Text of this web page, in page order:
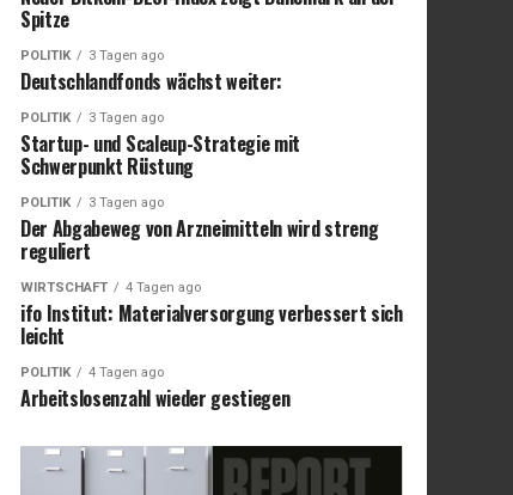
Spitze
POLITIK 3 Tagen ago
Deutschlandfonds wächst weiter:
POLITIK 3 Tagen ago
Startup- und Scaleup-Strategie mit
Schwerpunkt Rüstung
POLITIK 3 Tagen ago
Der Abgabeweg von Arzneimitteln wird streng
reguliert
WIRTSCHAFT 4 Tagen ago
ifo Institut: Materialversorgung verbessert sich
leicht
POLITIK 4 Tagen ago
Arbeitslosenzahl wieder gestiegen